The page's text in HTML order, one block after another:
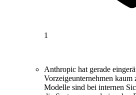
1
Anthropic hat gerade
Vorzeigeunternehmen kaum
Modelle sind bei internen